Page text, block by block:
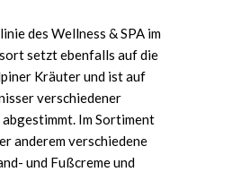
des Wellness & SPA im
setzt ebenfalls auf die
Kräuter und ist auf
verschiedener
Im Sortiment
anderem verschiedene
und Fußcreme und